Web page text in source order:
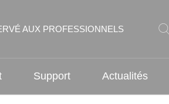
AUX PROFESSIONNELS
Support Actualités